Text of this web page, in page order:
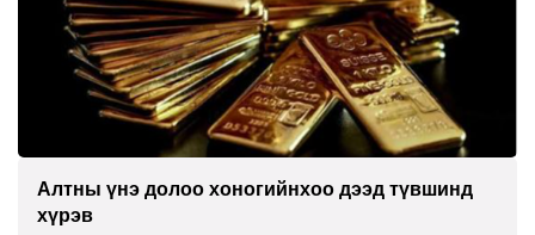
Алтны үнэ долоо хоногийнхоо дээд түвшинд
хүрэв